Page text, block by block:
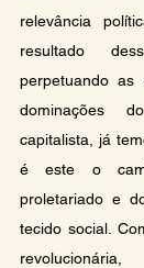
relevância
resultado
perpetuando as
dominações
capitalista, já
é este o
proletariado e
tecido social.